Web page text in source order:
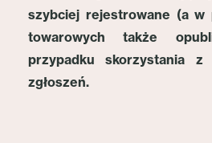
szybciej rejestrowane (a w
towarowych także
przypadku skorzystania
zgłoszeń.